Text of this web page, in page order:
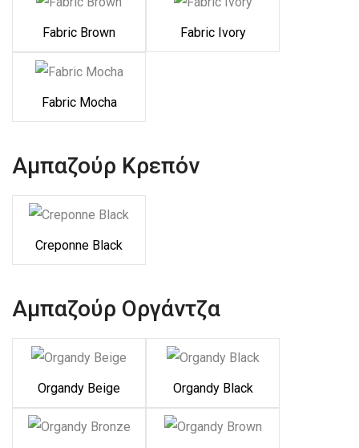
Fabric Brown Fabric Ivory
Fabric Mocha
Αμπαζούρ Κρεπόν
Creponne Black
Αμπαζούρ Οργάντζα
Organdy Beige Organdy Black